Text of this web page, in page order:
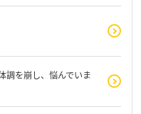
調を崩し、悩んでいま